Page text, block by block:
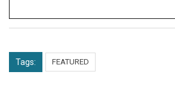
Tags: FEATURED